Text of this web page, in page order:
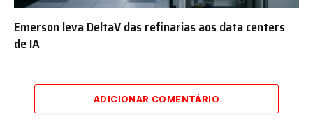
Emerson leva DeltaV das refinarias aos data centers
de IA
ADICIONAR COMENTÁRIO